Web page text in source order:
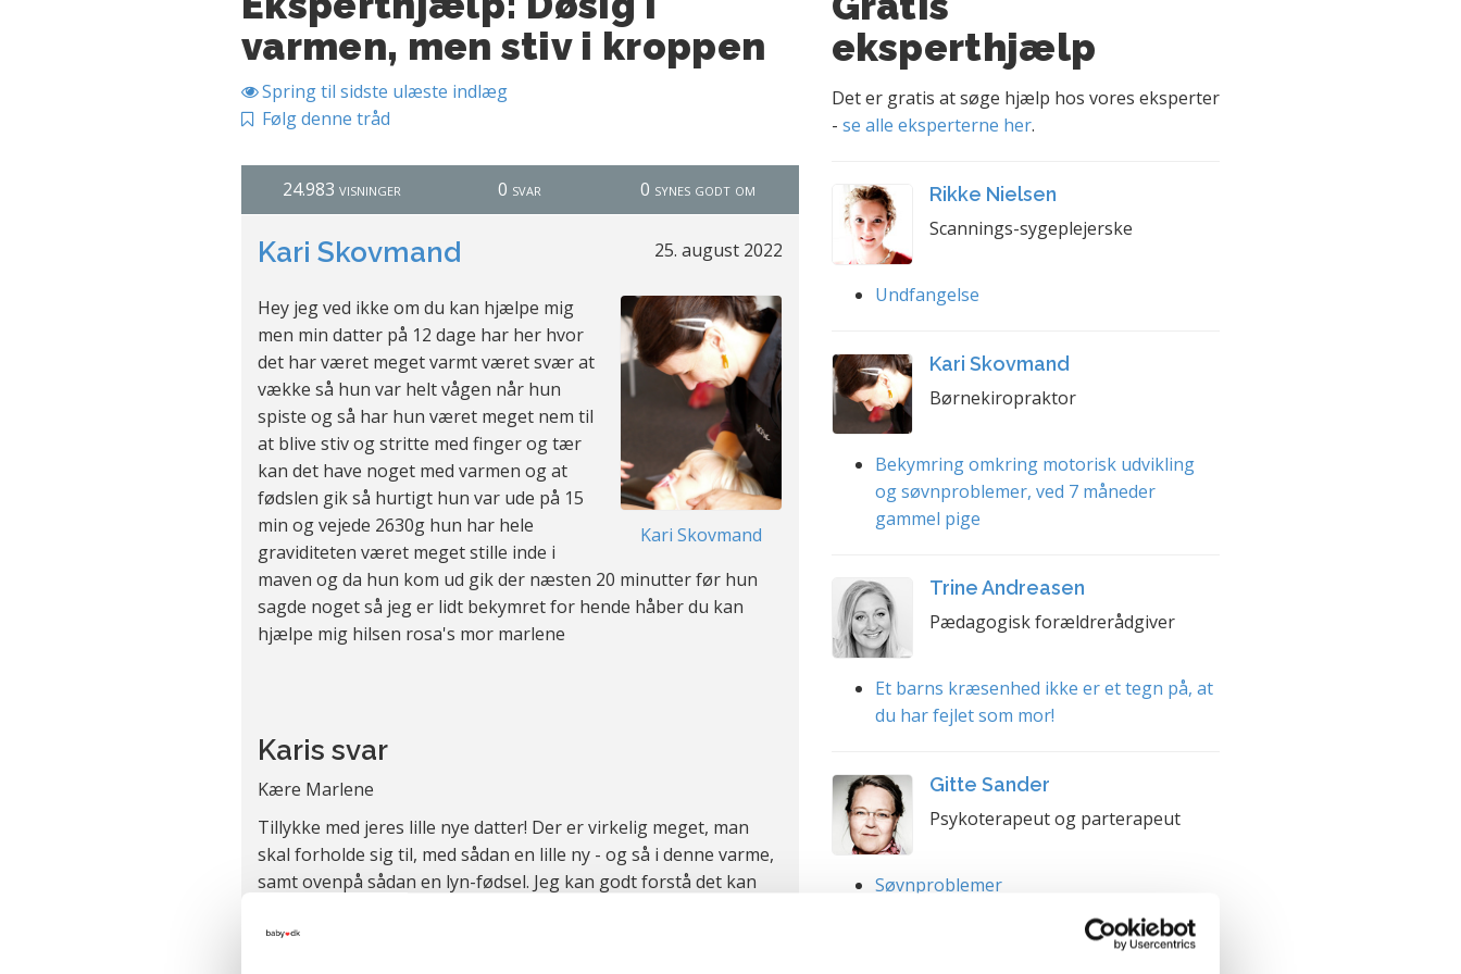
varmen, men stiv i kroppen
Spring til sidste ulæste indlæg
Følg denne tråd
24.983 visninger 0 svar 0 synes godt om
25. august 2022
Kari Skovmand
Kari Skovmand
Hey jeg ved ikke om du kan hjælpe mig
men min datter på 12 dage har her hvor
det har været meget varmt været svær at
vække så hun var helt vågen når hun
spiste og så har hun været meget nem til
at blive stiv og stritte med finger og tær
kan det have noget med varmen og at
fødslen gik så hurtigt hun var ude på 15
min og vejede 2630g hun har hele
graviditeten været meget stille inde i
maven og da hun kom ud gik der næsten 20 minutter før hun
sagde noget så jeg er lidt bekymret for hende håber du kan
hjælpe mig hilsen rosa's mor marlene
Karis svar
Kære Marlene
Tillykke med jeres lille nye datter! Der er virkelig meget, man
skal forholde sig til, med sådan en lille ny - og så i denne varme,
samt ovenpå sådan en lyn-fødsel. Jeg kan godt forstå det kan
eksperthjælp
Det er gratis at søge hjælp hos vores eksperter
- se alle eksperterne her.
Rikke Nielsen
Scannings-sygeplejerske
Undfangelse
Kari Skovmand
Børnekiropraktor
Bekymring omkring motorisk udvikling
og søvnproblemer, ved 7 måneder
gammel pige
Trine Andreasen
Pædagogisk forældrerådgiver
Et barns kræsenhed ikke er et tegn på, at
du har fejlet som mor!
Gitte Sander
Psykoterapeut og parterapeut
Søvnproblemer
Faderskab set med bedstes øjne